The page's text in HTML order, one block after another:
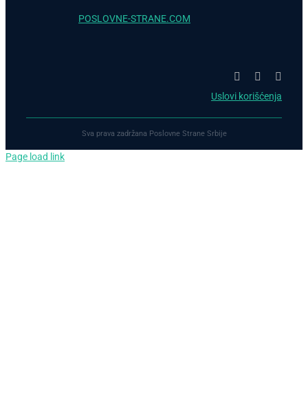
POSLOVNE-STRANE.COM
Uslovi korišćenja
Sva prava zadržana Poslovne Strane Srbije
Page load link